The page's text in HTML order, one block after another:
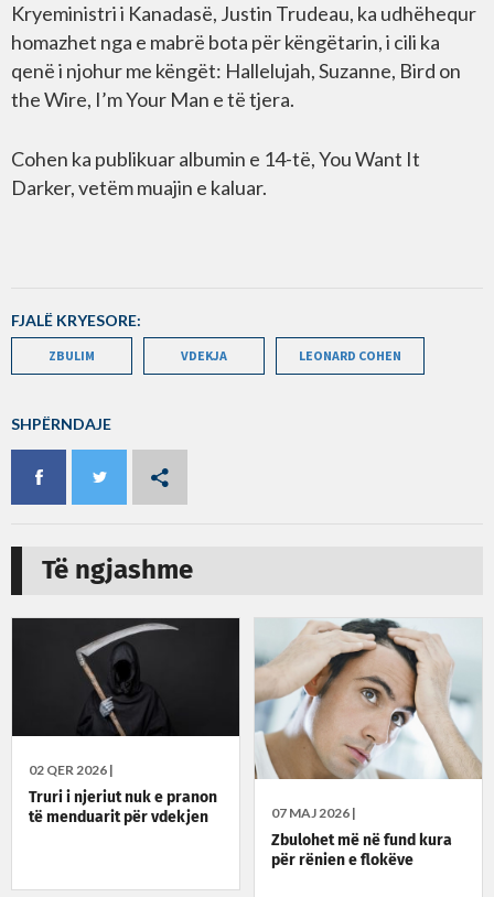
Kryeministri i Kanadasë, Justin Trudeau, ka udhëhequr
homazhet nga e mabrë bota për këngëtarin, i cili ka
qenë i njohur me këngët: Hallelujah, Suzanne, Bird on
the Wire, I’m Your Man e të tjera.
Cohen ka publikuar albumin e 14-të, You Want It
Darker, vetëm muajin e kaluar.
FJALË KRYESORE:
ZBULIM VDEKJA LEONARD COHEN
SHPËRNDAJE
Të ngjashme
02 QER 2026 |
Truri i njeriut nuk e pranon
të menduarit për vdekjen
07 MAJ 2026 |
Zbulohet më në fund kura
për rënien e flokëve